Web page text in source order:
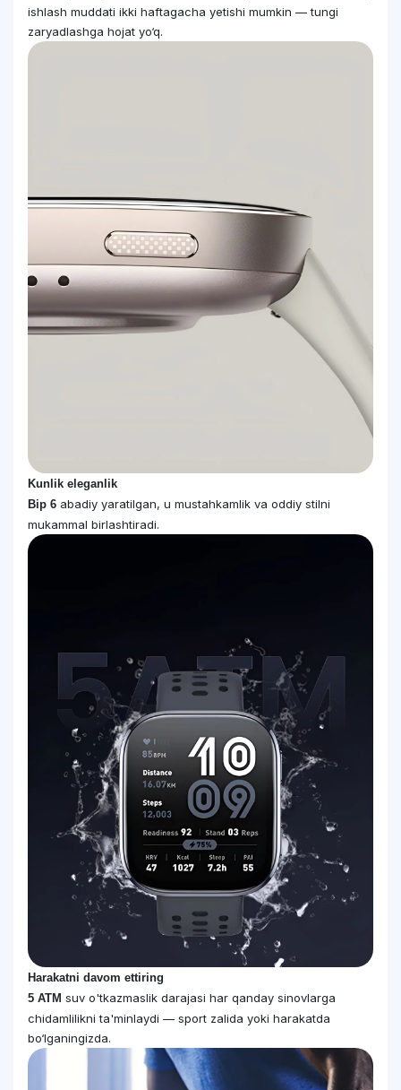
ishlash muddati ikki haftagacha yetishi mumkin — tungi
zaryadlashga hojat yo‘q.
Kunlik eleganlik
Bip 6 abadiy yaratilgan, u mustahkamlik va oddiy stilni
mukammal birlashtiradi.
Harakatni davom ettiring
5 ATM suv o'tkazmaslik darajasi har qanday sinovlarga
chidamlilikni ta'minlaydi — sport zalida yoki harakatda
bo‘lganingizda.